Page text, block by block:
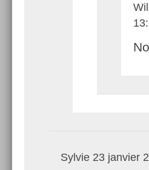
Sylvie 23 janvier